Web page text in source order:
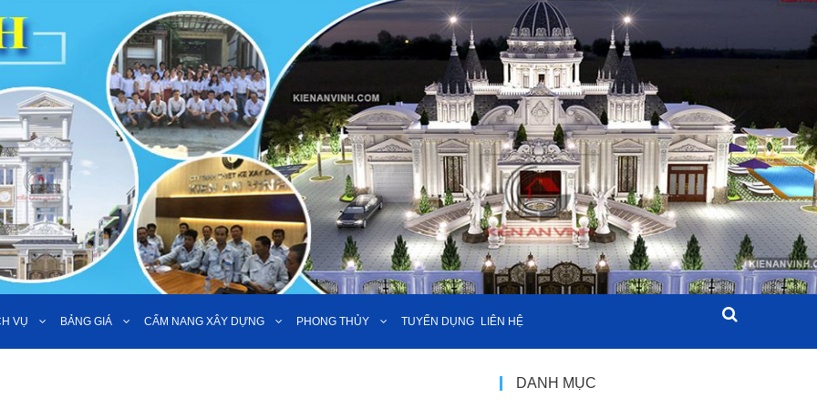
VỤ BẢNG GIÁ CẨM NANG XÂY DỰNG PHONG THỦY TUYỂN DỤNG LIÊN HỆ
DANH MỤC